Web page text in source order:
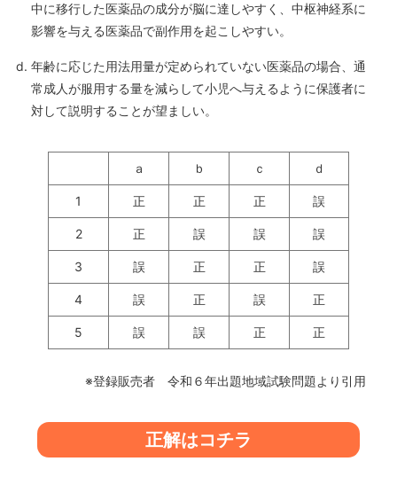
中に移行した医薬品の成分が脳に達しやすく、中枢神経系に
影響を与える医薬品で副作用を起こしやすい。
年齢に応じた用法用量が定められていない医薬品の場合、通
常成人が服用する量を減らして小児へ与えるように保護者に
対して説明することが望ましい。
ａ ｂ ｃ ｄ
1 正 正 正 誤
2 正 誤 誤 誤
3 誤 正 正 誤
4 誤 正 誤 正
5 誤 誤 正 正
※登録販売者 令和６年出題地域試験問題より引用
正解はコチラ